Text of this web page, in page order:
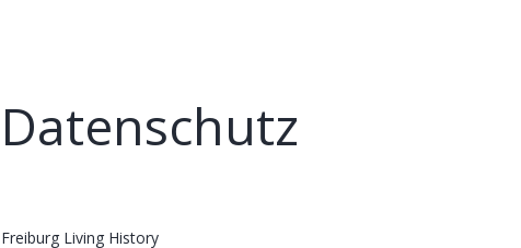
Datenschutz
Freiburg Living History